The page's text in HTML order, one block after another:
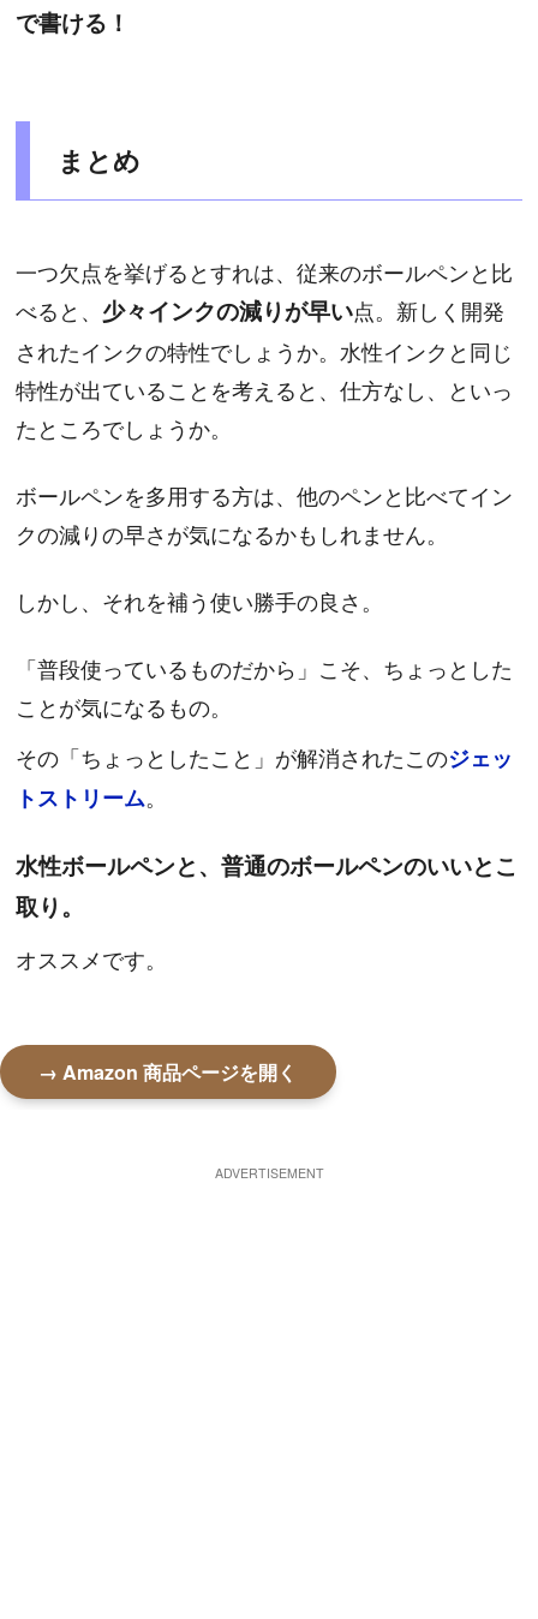
で書ける！
まとめ
一つ欠点を挙げるとすれは、従来のボールペンと比
べると、 少々インクの減りが早い点。新しく開発
されたインクの特性でしょうか。水性インクと同じ
特性が出ていることを考えると、仕方なし、といっ
たところでしょうか。
ボールペンを多用する方は、他のペンと比べてイン
クの減りの早さが気になるかもしれません。
しかし、それを補う使い勝手の良さ。
「普段使っているものだから」こそ、ちょっとした
ことが気になるもの。
その「ちょっとしたこと」が解消されたこのジェッ
トストリーム。
水性ボールペンと、普通のボールペンのいいとこ
取り。
オススメです。
→ Amazon 商品ページを開く